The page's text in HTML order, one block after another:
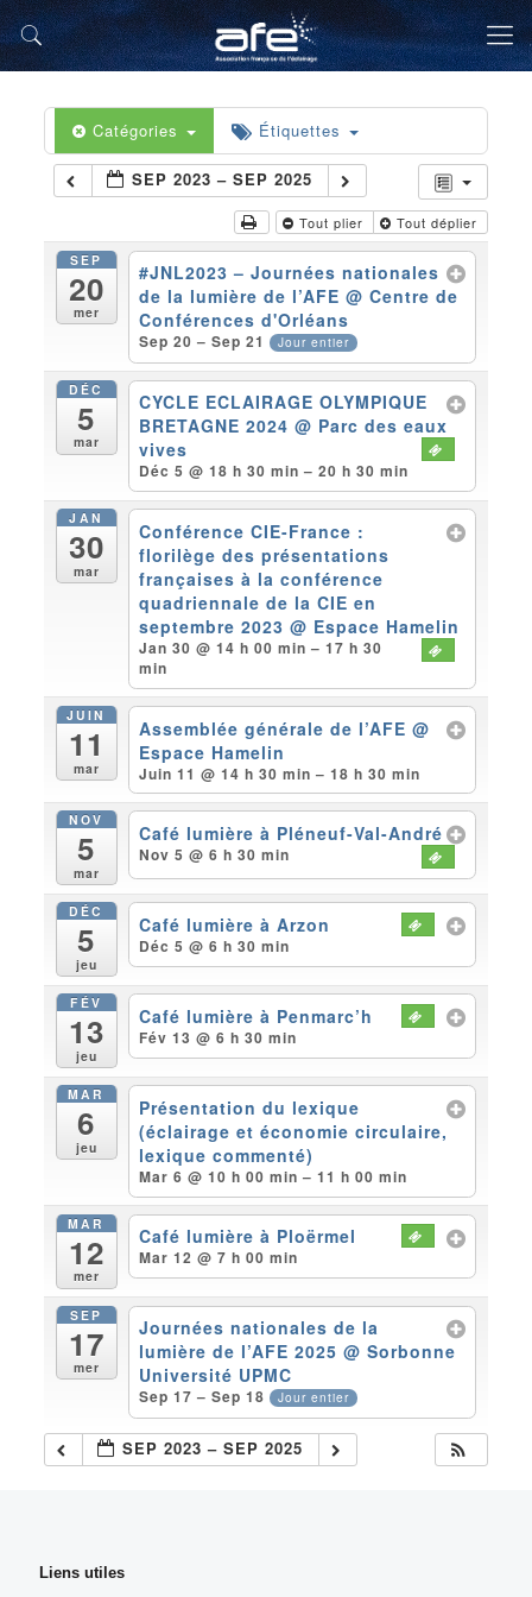
Catégories Étiquettes
SEP 2023 – SEP 2025
Tout plier Tout déplier
SEP
20
mer
#JNL2023 – Journées nationales
de la lumière de l’AFE@ Centre de
Conférences d'Orléans
Sep 20 – Sep 21 Jour entier
DÉC
5
mar
CYCLE ECLAIRAGE OLYMPIQUE
BRETAGNE 2024@ Parc des eaux
vives
Déc 5 @ 18 h 30 min – 20 h 30 min
JAN
30
mar
Conférence CIE-France :
florilège des présentations
françaises à la conférence
quadriennale de la CIE en
septembre 2023@ Espace Hamelin
Jan 30 @ 14 h 00 min – 17 h 30
min
JUIN
11
mar
Assemblée générale de l’AFE@
Espace Hamelin
Juin 11 @ 14 h 30 min – 18 h 30 min
NOV
5
mar
Café lumière à Pléneuf-Val-André
Nov 5 @ 6 h 30 min
DÉC
5
jeu
Café lumière à Arzon
Déc 5 @ 6 h 30 min
FÉV
13
jeu
Café lumière à Penmarc’h
Fév 13 @ 6 h 30 min
MAR
6
jeu
Présentation du lexique
(éclairage et économie circulaire,
lexique commenté)
Mar 6 @ 10 h 00 min – 11 h 00 min
MAR
12
mer
Café lumière à Ploërmel
Mar 12 @ 7 h 00 min
SEP
17
mer
Journées nationales de la
lumière de l’AFE 2025@ Sorbonne
Université UPMC
Sep 17 – Sep 18 Jour entier
SEP 2023 – SEP 2025
Liens utiles